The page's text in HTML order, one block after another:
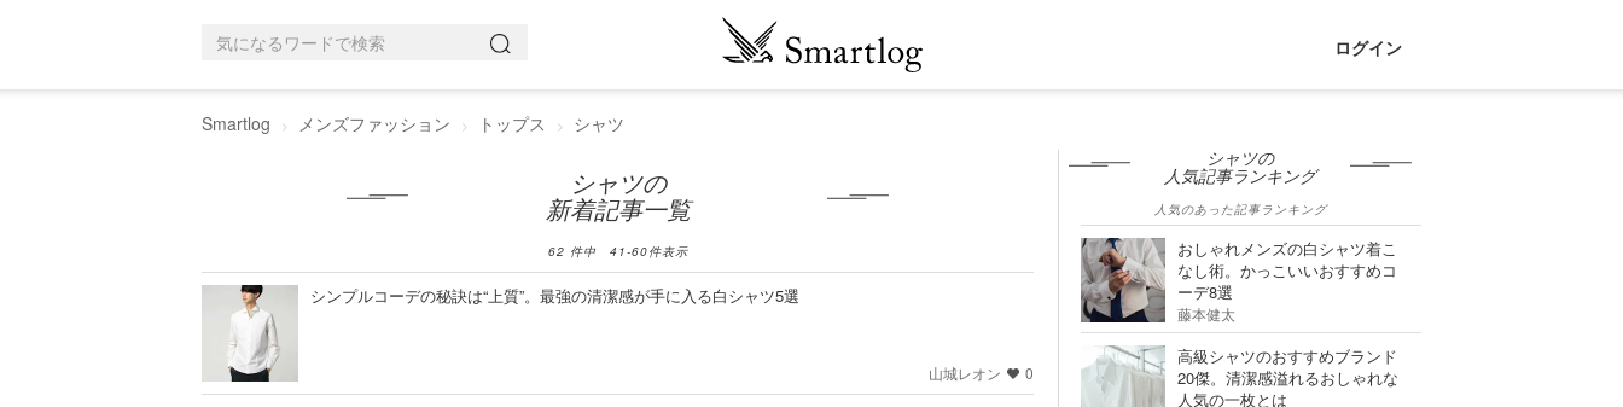
ログイン
Smartlog メンズファッション トップス シャツ
シャツの
新着記事一覧
62 件中 41-60件表示
シンプルコーデの秘訣は“上質”。最強の清潔感が手に入る白シャツ5選
山城レオン 0
シャツの
人気記事ランキング
人気のあった記事ランキング
おしゃれメンズの白シャツ着こ
なし術。かっこいいおすすめコ
ーデ8選
藤本健太
高級シャツのおすすめブランド
20傑。清潔感溢れるおしゃれな
人気の一枚とは